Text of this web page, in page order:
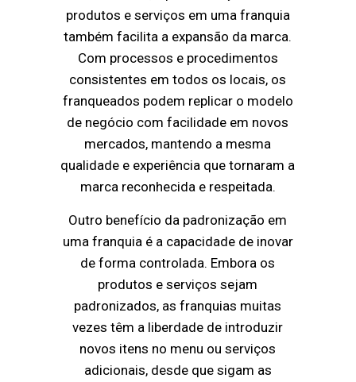
produtos e serviços em uma franquia
também facilita a expansão da marca.
Com processos e procedimentos
consistentes em todos os locais, os
franqueados podem replicar o modelo
de negócio com facilidade em novos
mercados, mantendo a mesma
qualidade e experiência que tornaram a
marca reconhecida e respeitada.
Outro benefício da padronização em
uma franquia é a capacidade de inovar
de forma controlada. Embora os
produtos e serviços sejam
padronizados, as franquias muitas
vezes têm a liberdade de introduzir
novos itens no menu ou serviços
adicionais, desde que sigam as